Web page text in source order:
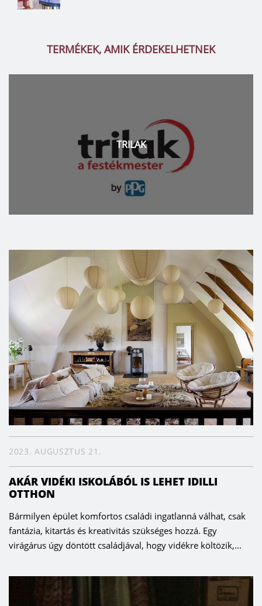
TERMÉKEK, AMIK ÉRDEKELHETNEK
TRILAK
2023. AUGUSZTUS 21.
AKÁR VIDÉKI ISKOLÁBÓL IS LEHET IDILLI
OTTHON
Bármilyen épület komfortos családi ingatlanná válhat, csak
fantázia, kitartás és kreativitás szükséges hozzá. Egy
virágárus úgy döntött családjával, hogy vidékre költözik,...